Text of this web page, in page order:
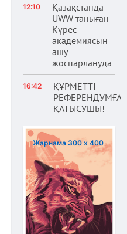
12:10
Қазақстанда
UWW таныған
Күрес
академиясын
ашу
жоспарлануда
16:42
ҚҰРМЕТТІ
РЕФЕРЕНДУМҒА
ҚАТЫСУШЫ!
Жарнама 300 х 400